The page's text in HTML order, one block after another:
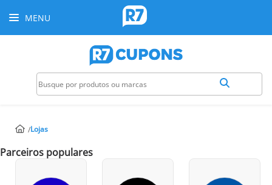
MENU
Lojas
Parceiros populares